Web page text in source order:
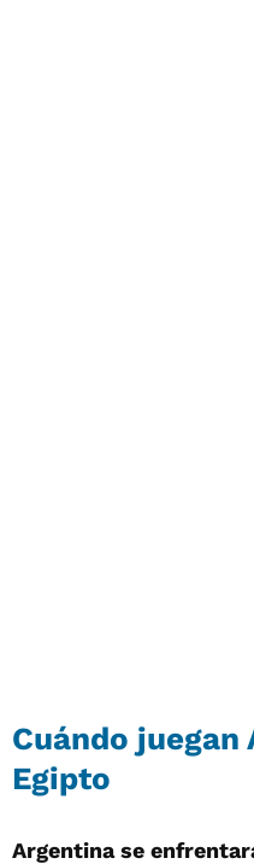
Cuándo juegan
Egipto
Argentina se